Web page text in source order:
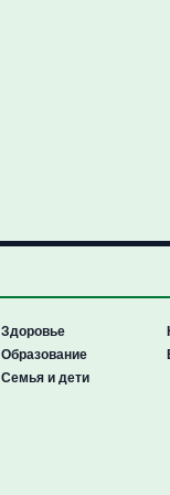
Здоровье
Образование
Семья и дети